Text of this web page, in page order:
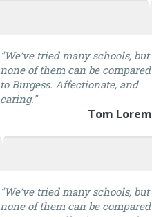
"We’ve tried many schools, but
none of them can be compared
to Burgess. Affectionate, and
caring."
Tom Lorem
"We’ve tried many schools, but
none of them can be compared